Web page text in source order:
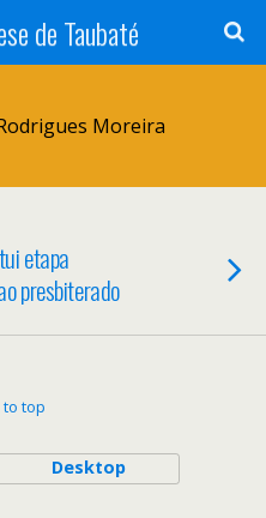
de Taubaté
Moreira
etapa
presbiterado
to top
Desktop